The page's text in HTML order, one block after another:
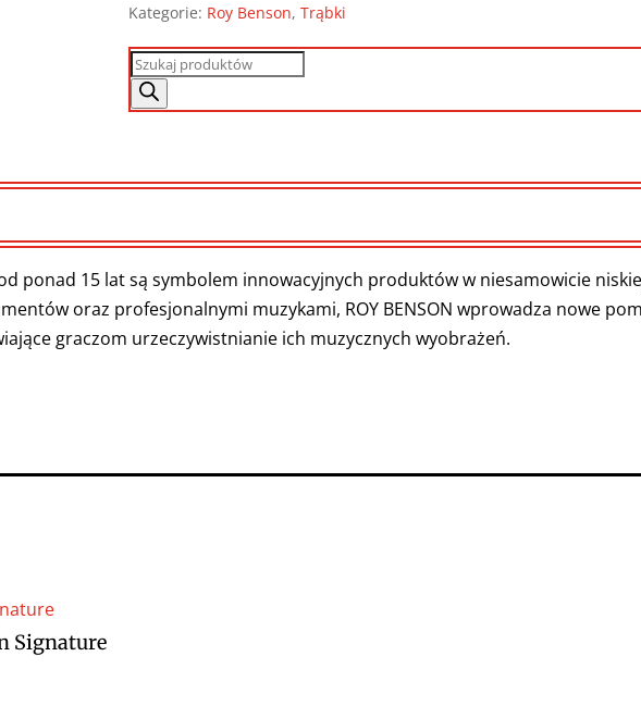
Kategorie: Roy Benson,Trąbki
Wyszukiwarka
produktów
ponad 15 lat są symbolem innowacyjnych produktów w niesamowicie
oraz profesjonalnymi muzykami, ROY BENSON wprowadza nowe
graczom urzeczywistnianie ich muzycznych wyobrażeń.
Signature